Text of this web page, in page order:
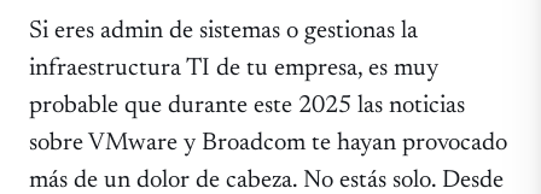
Si eres admin de sistemas o gestionas la
infraestructura TI de tu empresa, es muy
probable que durante este 2025 las noticias
sobre VMware y Broadcom te hayan provocado
más de un dolor de cabeza. No estás solo. Desde